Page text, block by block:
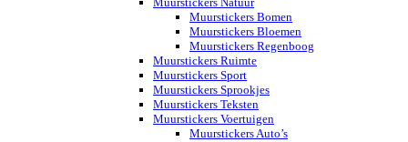
Muurstickers Bomen
Muurstickers Bloemen
Muurstickers Regenboog
Muurstickers Ruimte
Muurstickers Sport
Muurstickers Sprookjes
Muurstickers Teksten
Muurstickers Voertuigen
Muurstickers Auto’s